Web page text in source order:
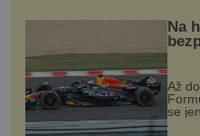
Na
Až
se
na